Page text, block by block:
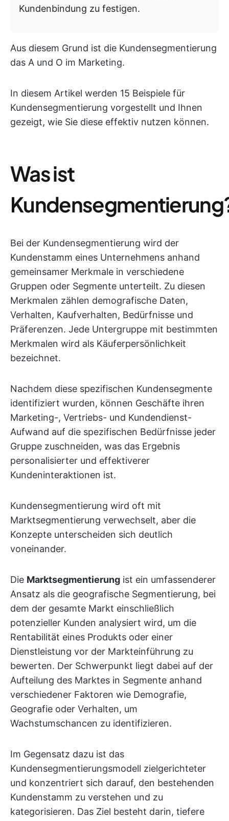
Kundenbindung zu festigen.
Aus diesem Grund ist die Kundensegmentierung
das A und O im Marketing.
In diesem Artikel werden 15 Beispiele für
Kundensegmentierung vorgestellt und Ihnen
gezeigt, wie Sie diese effektiv nutzen können.
Was ist
Bei der Kundensegmentierung wird der
Kundenstamm eines Unternehmens anhand
gemeinsamer Merkmale in verschiedene
Gruppen oder Segmente unterteilt. Zu diesen
Merkmalen zählen demografische Daten,
Verhalten, Kaufverhalten, Bedürfnisse und
Präferenzen. Jede Untergruppe mit bestimmten
Merkmalen wird als Käuferpersönlichkeit
bezeichnet.
Nachdem diese spezifischen Kundensegmente
identifiziert wurden, können Geschäfte ihren
Marketing-, Vertriebs- und Kundendienst-
Aufwand auf die spezifischen Bedürfnisse jeder
Gruppe zuschneiden, was das Ergebnis
personalisierter und effektiverer
Kundeninteraktionen ist.
Kundensegmentierung wird oft mit
Marktsegmentierung verwechselt, aber die
Konzepte unterscheiden sich deutlich
voneinander.
Die Marktsegmentierung ist ein umfassenderer
Ansatz als die geografische Segmentierung, bei
dem der gesamte Markt einschließlich
potenzieller Kunden analysiert wird, um die
Rentabilität eines Produkts oder einer
Dienstleistung vor der Markteinführung zu
bewerten. Der Schwerpunkt liegt dabei auf der
Aufteilung des Marktes in Segmente anhand
verschiedener Faktoren wie Demografie,
Geografie oder Verhalten, um
Wachstumschancen zu identifizieren.
Im Gegensatz dazu ist das
Kundensegmentierungsmodell zielgerichteter
und konzentriert sich darauf, den bestehenden
Kundenstamm zu verstehen und zu
kategorisieren. Das Ziel besteht darin, tiefere